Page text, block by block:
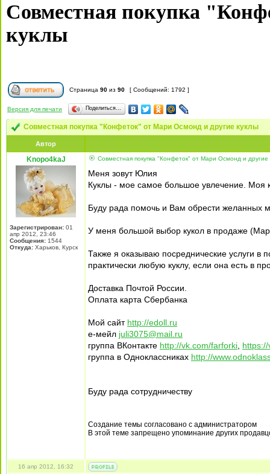
Совместная покупка
куклы
Страница 90 из 90 [ Сообщений: 1792 ]
Версия для печати Поделиться…
Совместная покупка "Конфеток" от Мари Осмонд и другие куклы
Автор
Knopo4kaJ
Зарегистрирован: 01
апр 2012, 23:46
Сообщения: 1544
Откуда: Харьков, Курск
Совместная покупка "Конфеток" от Мари Осмонд и другие
Меня зовут Юлия
Куклы - мое самое большое увлечение. Моя
Буду рада помочь и Вам обрести желанных
У меня большой выбор кукол в продаже
Также я оказываю посреднические услуги в
практически любую куклу, если она есть в
Доставка Почтой России.
Оплата карта Сбербанка
Мой сайт http://edoll.ru
е-мейл juli3075@mail.ru
группа ВКонтакте http://vk.com/farforki
группа в Одноклассниках http://
Буду рада сотрудничеству
Создание темы согласовано с администратором
В этой теме запрещено упоминание других
16 апр 2012, 16:32